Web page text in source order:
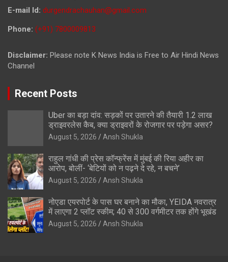
E-mail Id: durgendrachauhan@gmail.com
Phone: (+91) 7800009813
Disclaimer: Please note K News India is Free to Air Hindi News
Channel
Recent Posts
Uber का बड़ा दांव: सड़कों पर उतारने की तैयारी 1.2 लाख
ड्राइवरलेस कैब, क्या ड्राइवरों के रोजगार पर पड़ेगा असर?
August 5, 2026 Ansh Shukla
राहुल गांधी की प्रेस कॉन्फ्रेंस में मुंबई की रिया अहीर का
आरोप, बोलीं- ‘बेटियों को न पढ़ने दे रहे, न बचने’
August 5, 2026 Ansh Shukla
नोएडा एयरपोर्ट के पास घर बनाने का मौका, YEIDA नवरात्र
में लाएगा 2 प्लॉट स्कीम; 40 से 300 वर्गमीटर तक होंगे भूखंड
August 5, 2026 Ansh Shukla